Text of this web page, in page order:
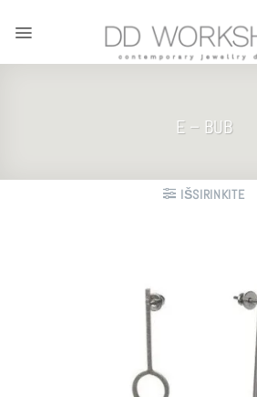
E – BUB
IŠSIRINKITE